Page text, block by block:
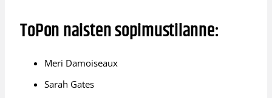
ToPon naisten sopimustilanne:
Meri Damoiseaux
Sarah Gates